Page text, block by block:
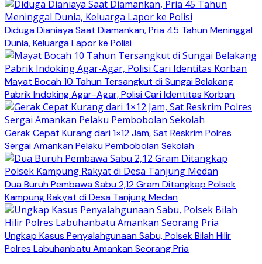
Diduga Dianiaya Saat Diamankan, Pria 45 Tahun Meninggal
Dunia, Keluarga Lapor ke Polisi
Mayat Bocah 10 Tahun Tersangkut di Sungai Belakang
Pabrik Indoking Agar-Agar, Polisi Cari Identitas Korban
Gerak Cepat Kurang dari 1×12 Jam, Sat Reskrim Polres
Sergai Amankan Pelaku Pembobolan Sekolah
Dua Buruh Pembawa Sabu 2,12 Gram Ditangkap Polsek
Kampung Rakyat di Desa Tanjung Medan
Ungkap Kasus Penyalahgunaan Sabu, Polsek Bilah Hilir
Polres Labuhanbatu Amankan Seorang Pria